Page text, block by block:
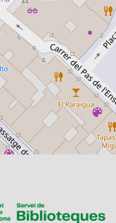
Promoció del
programa